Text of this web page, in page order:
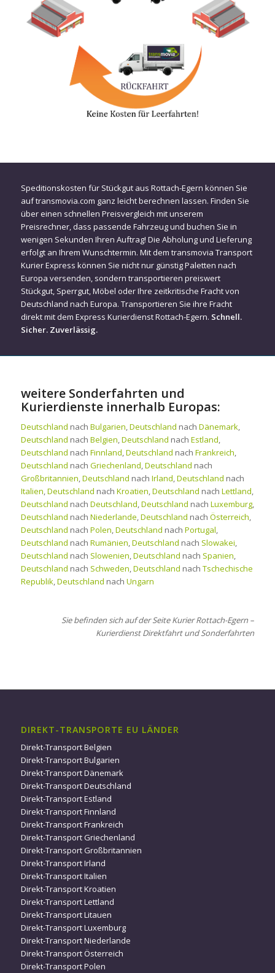
Speditionskosten für Stückgut aus Rottach-Egern können Sie
auf transmovia.com ganz leicht berechnen lassen. Finden Sie
über einen schnellen Preisvergleich mit unserem
Preisrechner, dass passende Fahrzeug und buchen Sie in
wenigen Sekunden Ihren Auftrag! Die Abholung und Lieferung
erfolgt an Ihrem Wunschtermin. Mit dem transmovia Transport
Kurier Express können Sie nicht nur günstig Paletten nach
Europa versenden, sondern transportieren preiswert
Stückgut, Sperrgut, Möbel oder Ihre zeitkritische Fracht von
Deutschland nach Europa. Transportieren Sie ihre Fracht
direkt mit dem Express Kurierdienst Rottach-Egern. Schnell.
Sicher. Zuverlässig.
weitere Sonderfahrten und
Kurierdienste innerhalb Europas:
Deutschland nach Bulgarien,Deutschland nach Dänemark,
Deutschland nach Belgien,Deutschland nach Estland,
Deutschland nach Finnland,Deutschland nach Frankreich,
Deutschland nach Griechenland,Deutschland nach
Großbritannien,Deutschland nach Irland,Deutschland nach
Italien,Deutschland nach Kroatien,Deutschland nach Lettland,
Deutschland nach Deutschland,Deutschland nach Luxemburg,
Deutschland nach Niederlande,Deutschland nach Österreich,
Deutschland nach Polen,Deutschland nach Portugal,
Deutschland nach Rumänien,Deutschland nach Slowakei,
Deutschland nach Slowenien,Deutschland nach Spanien,
Deutschland nach Schweden,Deutschland nach Tschechische
Republik,Deutschland nach Ungarn
Sie befinden sich auf der Seite Kurier Rottach-Egern –
Kurierdienst Direktfahrt und Sonderfahrten
DIREKT-TRANSPORTE EU LÄNDER
Direkt-Transport Belgien
Direkt-Transport Bulgarien
Direkt-Transport Dänemark
Direkt-Transport Deutschland
Direkt-Transport Estland
Direkt-Transport Finnland
Direkt-Transport Frankreich
Direkt-Transport Griechenland
Direkt-Transport Großbritannien
Direkt-Transport Irland
Direkt-Transport Italien
Direkt-Transport Kroatien
Direkt-Transport Lettland
Direkt-Transport Litauen
Direkt-Transport Luxemburg
Direkt-Transport Niederlande
Direkt-Transport Österreich
Direkt-Transport Polen